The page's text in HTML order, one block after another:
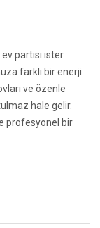
ev partisi ister
farklı bir enerji
ve özenle
hale gelir.
profesyonel bir